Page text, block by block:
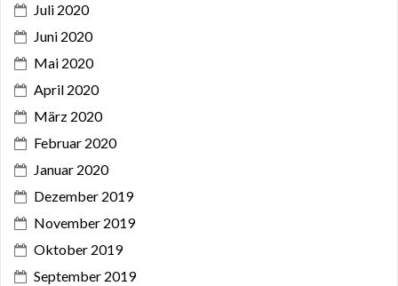
Juli 2020
Juni 2020
Mai 2020
April 2020
März 2020
Februar 2020
Januar 2020
Dezember 2019
November 2019
Oktober 2019
September 2019